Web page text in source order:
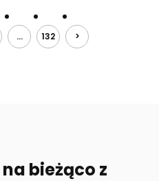
... 132 >
bieżąco z